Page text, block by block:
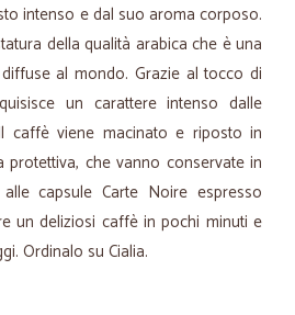
intenso e dal suo aroma corposo.
della qualità arabica che è una
al mondo. Grazie al tocco di
un carattere intenso dalle
caffè viene macinato e riposto in
protettiva, che vanno conservate in
capsule Carte Noire espresso
un deliziosi caffè in pochi minuti e
Ordinalo su Cialia.